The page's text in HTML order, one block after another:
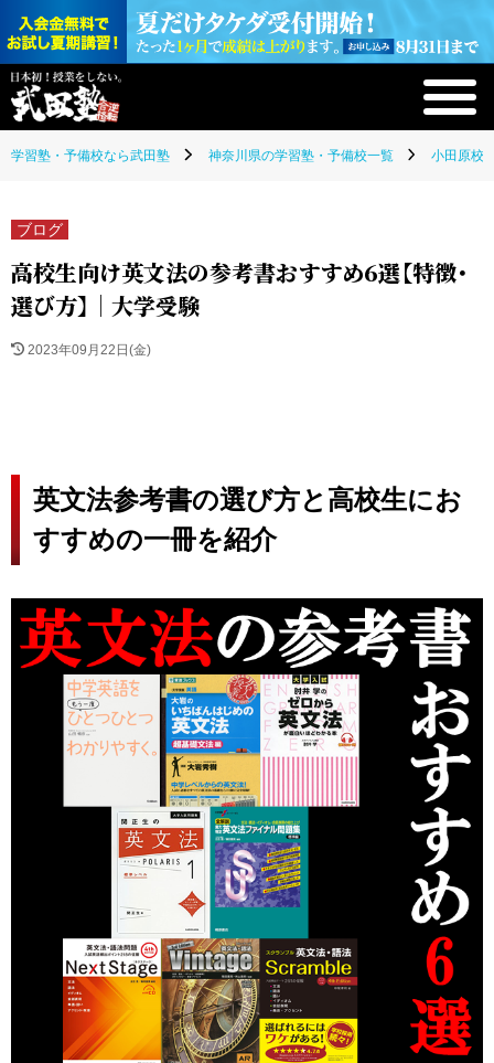
学習塾・予備校なら武田塾 神奈川県の学習塾・予備校一覧 小田原校(
ブログ
高校生向け英文法の参考書おすすめ6選【特徴・
選び方】｜大学受験
2023年09月22日(金)
英文法参考書の選び方と高校生にお
すすめの一冊を紹介